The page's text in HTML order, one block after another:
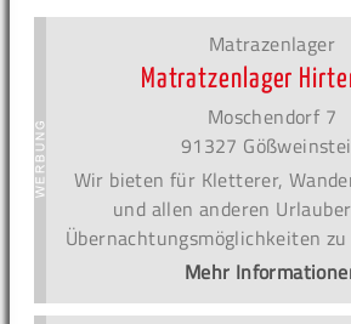
Matrazenlager
Matratzenlager
Moschendorf 7
91327
Wir bieten für Kletterer,
und allen anderen
Übernachtungsmöglichkeiten
Mehr